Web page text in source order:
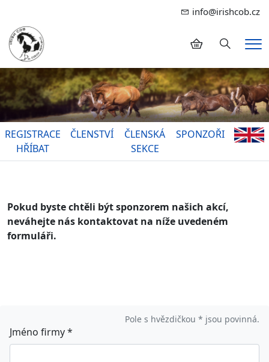
info@irishcob.cz
Hledání
REGISTRACE
HŘÍBAT
ČLENSTVÍ
ČLENSKÁ
SEKCE
SPONZOŘI
Pokud byste chtěli být sponzorem našich akcí,
neváhejte nás kontaktovat na níže uvedeném
formuláři.
Pole s hvězdičkou * jsou povinná.
Jméno firmy*